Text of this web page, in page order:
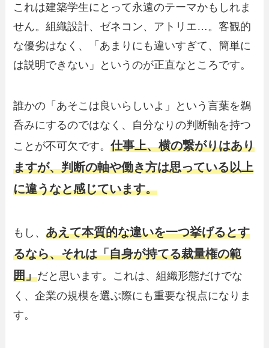
これは建築学生にとって永遠のテーマかもしれま
せん。組織設計、ゼネコン、アトリエ…。客観的
な優劣はなく、「あまりにも違いすぎて、簡単に
は説明できない」というのが正直なところです。
誰かの「あそこは良いらしいよ」という言葉を鵜
呑みにするのではなく、自分なりの判断軸を持つ
ことが不可欠です。仕事上、横の繋がりはあり
ますが、判断の軸や働き方は思っている以上
に違うなと感じています。
もし、あえて本質的な違いを一つ挙げるとす
るなら、それは「自身が持てる裁量権の範
囲」だと思います。これは、組織形態だけでな
く、企業の規模を選ぶ際にも重要な視点になりま
す。